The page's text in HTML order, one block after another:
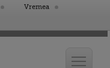
Vremea